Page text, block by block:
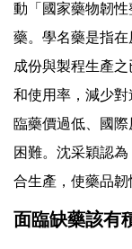
動「國家藥物韌
藥。學名藥是指
成份與製程生產
和使用率，減少
臨藥價過低、國
困難。沈采穎認
合生產，使藥品韌
面臨缺藥該有